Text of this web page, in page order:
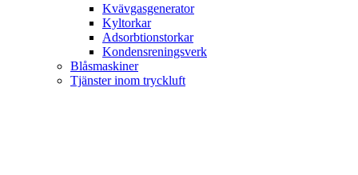
Kvävgasgenerator
Kyltorkar
Adsorbtionstorkar
Kondensreningsverk
Blåsmaskiner
Tjänster inom tryckluft